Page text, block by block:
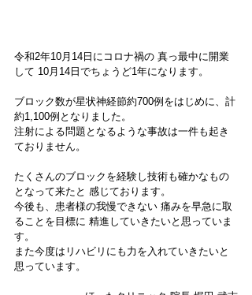
令和2年10月14日にコロナ禍の 真っ最中に開業
して 10月14日でちょうど1年になります。
ブロック数が星状神経節約700例をはじめに、計
約1,100例となりました。
注射による問題となるような事故は一件も起き
ておりません。
たくさんのブロックを経験し技術も確かなもの
となって来たと 感じております。
今後も、患者様の我慢できない 痛みを早急に取
ることを目標に 精進していきたいと思っていま
す。
また今度はリハビリにも力を入れていきたいと
思っています。